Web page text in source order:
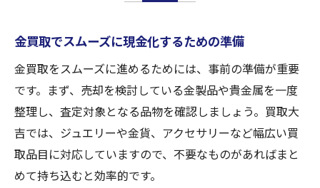
金買取でスムーズに現金化するための準備
金買取をスムーズに進めるためには、事前の準備が重要
です。まず、売却を検討している金製品や貴金属を一度
整理し、査定対象となる品物を確認しましょう。買取大
吉では、ジュエリーや金貨、アクセサリーなど幅広い買
取品目に対応していますので、不要なものがあればまと
めて持ち込むと効率的です。